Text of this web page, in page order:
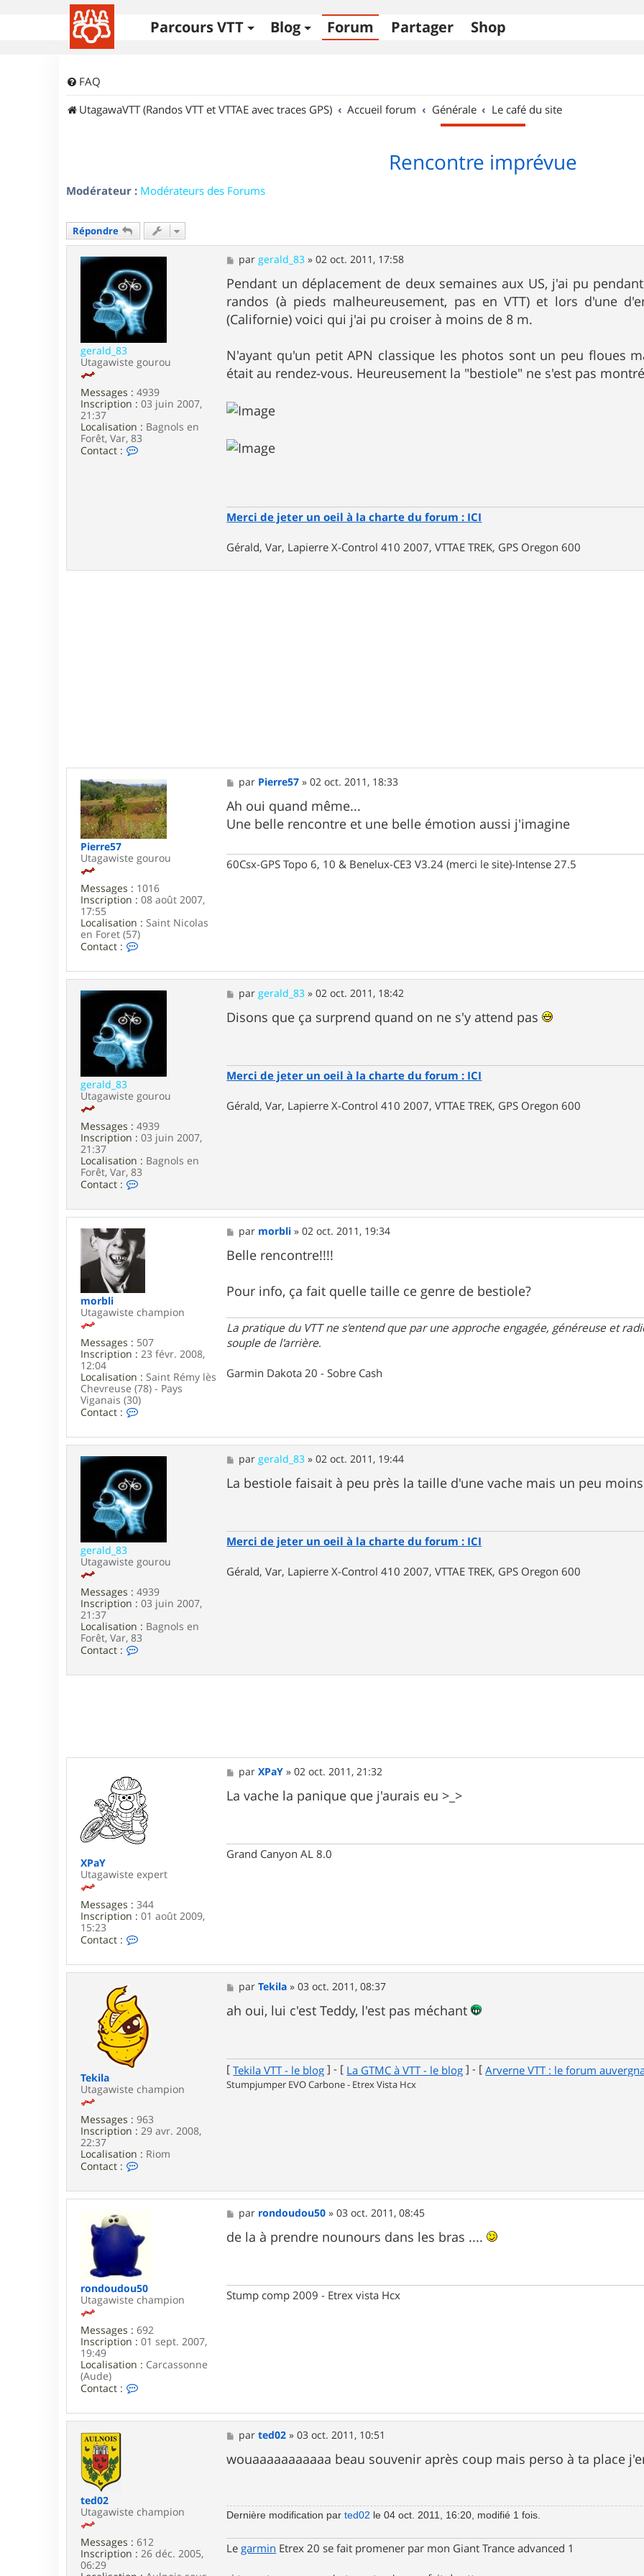
Parcours VTT Blog Forum Partager Shop
FAQ
UtagawaVTT (Randos VTT et VTTAE avec traces GPS)
Accueil forum Générale Le café du site
Rencontre imprévue
Modérateur : Modérateurs des Forums
Répondre
gerald_83
Utagawiste gourou
Messages : 4939
Inscription : 03 juin 2007,
21:37
Localisation : Bagnols en
Forêt, Var, 83
Contact :
r
M
e
s
s
a
g
e
par gerald_83 »02 oct. 2011, 17:58
Pendant un déplacement de deux semaines aux US, j'ai pu
randos (à pieds malheureusement, pas en VTT) et lors d'une
(Californie) voici qui j'ai pu croiser à moins de 8 m.
N'ayant qu'un petit APN classique les photos sont un peu floues
était au rendez-vous. Heureusement la "bestiole" ne s'est pas
Merci de jeter un oeil à la charte du forum : ICI
Gérald, Var, Lapierre X-Control 410 2007, VTTAE TREK, GPS Oregon 600
Pierre57
Utagawiste gourou
Messages : 1016
Inscription : 08 août 2007,
17:55
Localisation : Saint Nicolas
en Foret (57)
Contact :
n
t
a
c
t
e
r
P
i
e
r
e
7
M
e
s
s
a
par Pierre57 »02 oct. 2011, 18:33
Ah oui quand même...
Une belle rencontre et une belle émotion aussi j'imagine
60Csx-GPS Topo 6, 10 & Benelux-CE3 V3.24 (merci le site)-Intense 27.5
gerald_83
Utagawiste gourou
Messages : 4939
Inscription : 03 juin 2007,
21:37
Localisation : Bagnols en
Forêt, Var, 83
Contact :
t
a
c
t
e
e
r
a
d
_
3
M
e
s
s
par gerald_83 »02 oct. 2011, 18:42
Disons que ça surprend quand on ne s'y attend pas
Merci de jeter un oeil à la charte du forum : ICI
Gérald, Var, Lapierre X-Control 410 2007, VTTAE TREK, GPS Oregon 600
morbli
Utagawiste champion
Messages : 507
Inscription : 23 févr. 2008,
12:04
Localisation : Saint Rémy lès
Chevreuse (78) - Pays
Viganais (30)
Contact :
n
t
a
c
t
e
r
m
o
r
l
i
M
e
s
s
g
e
par morbli »02 oct. 2011, 19:34
Belle rencontre!!!!
Pour info, ça fait quelle taille ce genre de bestiole?
La pratique du VTT ne s'entend que par une approche engagée, généreuse et
souple de l'arrière.
Garmin Dakota 20 - Sobre Cash
gerald_83
Utagawiste gourou
Messages : 4939
Inscription : 03 juin 2007,
21:37
Localisation : Bagnols en
Forêt, Var, 83
Contact :
a
l
d
_
8
3
M
e
s
s
par gerald_83 »02 oct. 2011, 19:44
La bestiole faisait à peu près la taille d'une vache mais un peu
Merci de jeter un oeil à la charte du forum : ICI
Gérald, Var, Lapierre X-Control 410 2007, VTTAE TREK, GPS Oregon 600
XPaY
Utagawiste expert
Messages : 344
Inscription : 01 août 2009,
15:23
Contact :
n
t
t
e
r
X
P
M
e
s
s
parXPaY »02 oct. 2011, 21:32
La vache la panique que j'aurais eu >_>
Grand Canyon AL 8.0
Tekila
Utagawiste champion
Messages : 963
Inscription : 29 avr. 2008,
22:37
Localisation : Riom
Contact :
t
t
e
T
e
k
i
a
M
e
s
s
parTekila »03 oct. 2011, 08:37
ah oui, lui c'est Teddy, l'est pas méchant
[Tekila VTT - le blog ] - [ La GTMC à VTT - le blog ] - [ Arverne VTT : le forum
Stumpjumper EVO Carbone - Etrex Vista Hcx
rondoudou50
Utagawiste champion
Messages : 692
Inscription : 01 sept. 2007,
19:49
Localisation : Carcassonne
(Aude)
Contact :
n
t
n
o
u
d
M
e
s
s
par rondoudou50 »03 oct. 2011, 08:45
de la à prendre nounours dans les bras ....
Stump comp 2009 - Etrex vista Hcx
ted02
Utagawiste champion
Messages : 612
Inscription : 26 déc. 2005,
06:29
M
e
s
s
e
parted02 »03 oct. 2011, 10:51
wouaaaaaaaaaaa beau souvenir après coup mais perso à ta place
Dernière modification parted02 le 04 oct. 2011, 16:20, modifié 1 fois.
Le garmin Etrex 20 se fait promener par mon Giant Trance advanced 1